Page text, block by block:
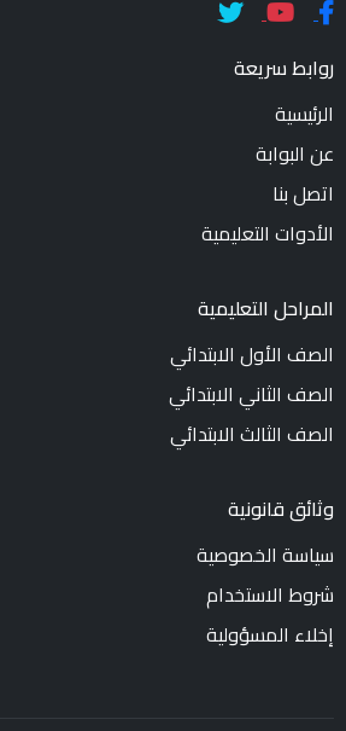
روابط سريعة
الرئيسية
عن البوابة
اتصل بنا
الأدوات التعليمية
المراحل التعليمية
الصف الأول الابتدائي
الصف الثاني الابتدائي
الصف الثالث الابتدائي
وثائق قانونية
سياسة الخصوصية
شروط الاستخدام
إخلاء المسؤولية